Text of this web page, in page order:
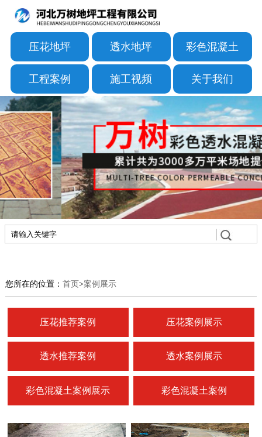
压花地坪 透水地坪 彩色混凝土
工程案例 施工视频 关于我们
您所在的位置： 首页 >案例展示
压花推荐案例 压花案例展示
透水推荐案例 透水案例展示
彩色混凝土案例展示 彩色混凝土案例